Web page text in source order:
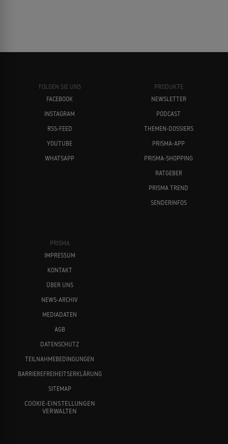
Jean-Pierre Melville Luchino Visconti
FOLGEN SIE UNS
FACEBOOK
INSTAGRAM
RSS-FEED
YOUTUBE
WHATSAPP
PRODUKTE
NEWSLETTER
PODCAST
THEMEN-DOSSIERS
PRISMA-APP
PRISMA-SHOPPING
RATGEBER
PRISMA TREND
SENDERINFOS
PRISMA
IMPRESSUM
KONTAKT
ÜBER UNS
NEWS-ARCHIV
MEDIADATEN
AGB
DATENSCHUTZ
TEILNAHMEBEDINGUNGEN
BARRIEREFREIHEITSERKLÄRUNG
SITEMAP
COOKIE-EINSTELLUNGEN
VERWALTEN